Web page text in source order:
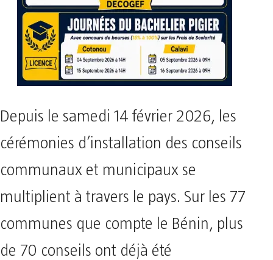
Depuis le samedi 14 février 2026, les
cérémonies d’installation des conseils
communaux et municipaux se
multiplient à travers le pays. Sur les 77
communes que compte le Bénin, plus
de 70 conseils ont déjà été